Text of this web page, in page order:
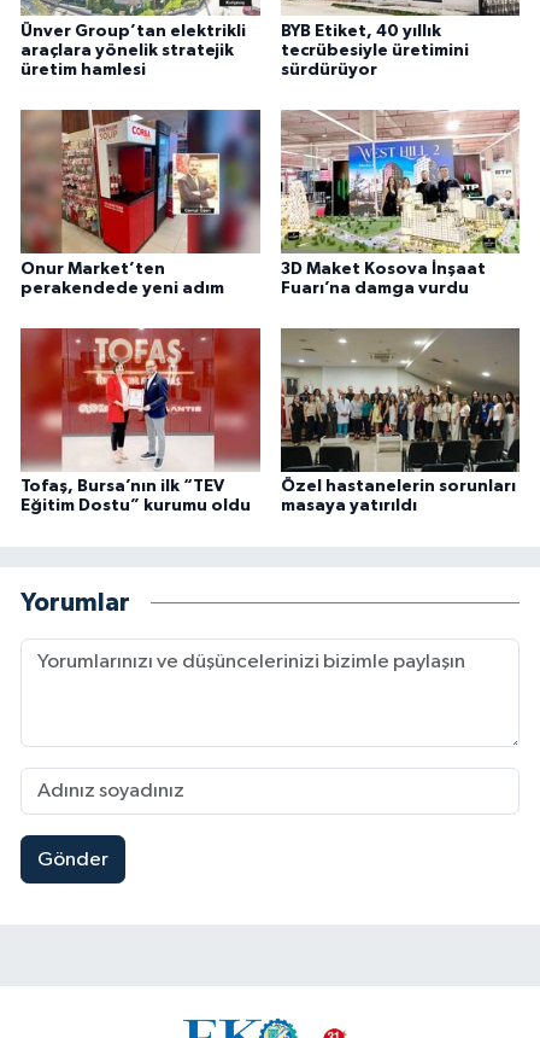
Ünver Group’tan elektrikli
araçlara yönelik stratejik
üretim hamlesi
BYB Etiket, 40 yıllık
tecrübesiyle üretimini
sürdürüyor
Onur Market’ten
perakendede yeni adım
3D Maket Kosova İnşaat
Fuarı’na damga vurdu
Tofaş, Bursa’nın ilk “TEV
Eğitim Dostu” kurumu oldu
Özel hastanelerin sorunları
masaya yatırıldı
Yorumlar
Gönder